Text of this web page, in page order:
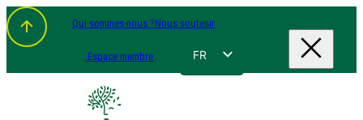
Qui sommes-nous ?Nous soutenir
Espace membre FR